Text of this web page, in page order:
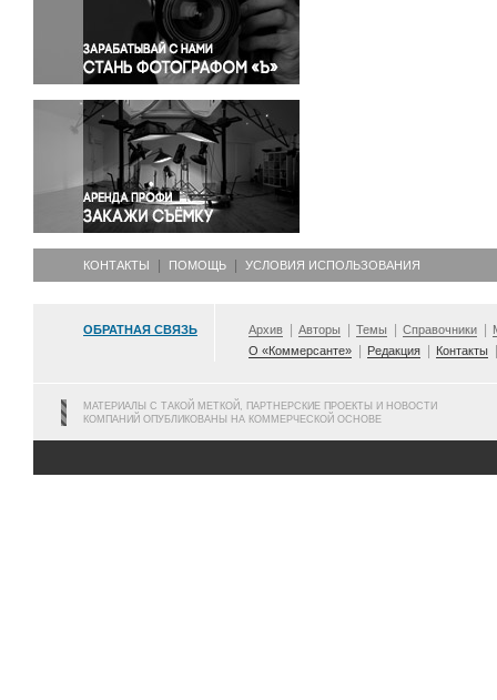
Правосудие
Происшествия и конфликты
Религия
Светская жизнь
Спорт
Экология
Экономика и бизнес
КОНТАКТЫ ПОМОЩЬ УСЛОВИЯ ИСПОЛЬЗОВАНИЯ
ОБРАТНАЯ СВЯЗЬ Архив Авторы Темы Справочники
О «Коммерсанте»
Редакция Контакты
МАТЕРИАЛЫ С ТАКОЙ МЕТКОЙ, ПАРТНЕРСКИЕ ПРОЕКТЫ И НОВОСТИ
КОМПАНИЙ ОПУБЛИКОВАНЫ НА КОММЕРЧЕСКОЙ ОСНОВЕ